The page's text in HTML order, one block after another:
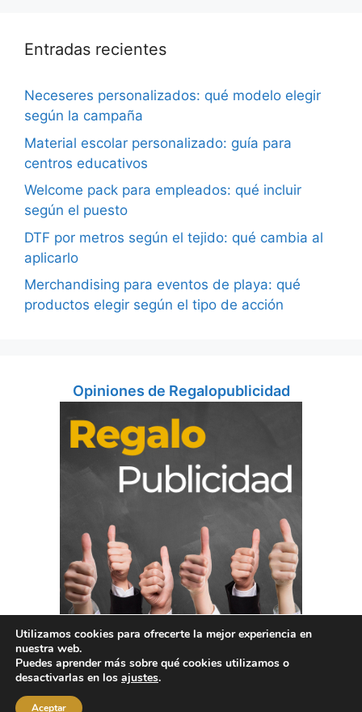
Entradas recientes
Neceseres personalizados: qué modelo elegir
según la campaña
Material escolar personalizado: guía para
centros educativos
Welcome pack para empleados: qué incluir
según el puesto
DTF por metros según el tejido: qué cambia al
aplicarlo
Merchandising para eventos de playa: qué
productos elegir según el tipo de acción
Opiniones de Regalopublicidad
Utilizamos cookies para ofrecerte la mejor experiencia en
nuestra web.
Puedes aprender más sobre qué cookies utilizamos o
desactivarlas en los ajustes.
Aceptar